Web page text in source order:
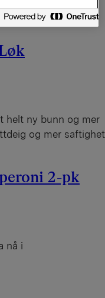
bunnen er
helt ny bunn og mer
og mer saftighet
2-pk
nå i